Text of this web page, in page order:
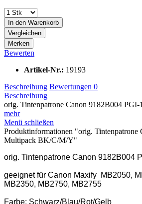
In den Warenkorb
Vergleichen
Merken
Bewerten
Artikel-Nr.: 19193
Beschreibung Bewertungen 0
Beschreibung
orig. Tintenpatrone Canon 9182B004
mehr
Menü schließen
Produktinformationen "orig.
Multipack BK/C/M/Y"
orig. Tintenpatrone Canon 9182B004
geeignet für Canon Maxify MB2050,
MB2350, MB2750, MB2755
Farbe: Schwarz/Blau/Rot/Gelb